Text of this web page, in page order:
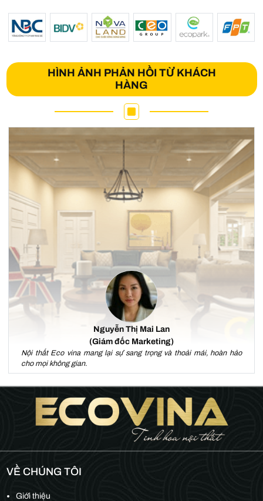
HÌNH ẢNH PHẢN HỒI TỪ KHÁCH
HÀNG
Nguyễn Thị Mai Lan
(Giám đốc Marketing)
Nội thất Eco vina mang lại sự sang trọng và thoải mái, hoàn hảo
cho mọi không gian.
VỀ CHÚNG TÔI
Giới thiệu